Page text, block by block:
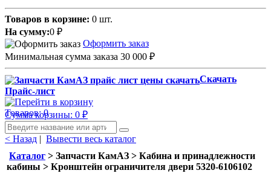
Товаров в корзине: 0 шт.
На сумму:0 ₽
Оформить заказ
Минимальная сумма заказа 30 000 ₽
Скачать
Прайс-лист
Товаров: 0
Сумма корзины: 0 ₽
< Назад | Вывести весь каталог
Каталог > Запчасти КамАЗ > Кабина и принадлежности
кабины > Кронштейн ограничителя двери 5320-6106102